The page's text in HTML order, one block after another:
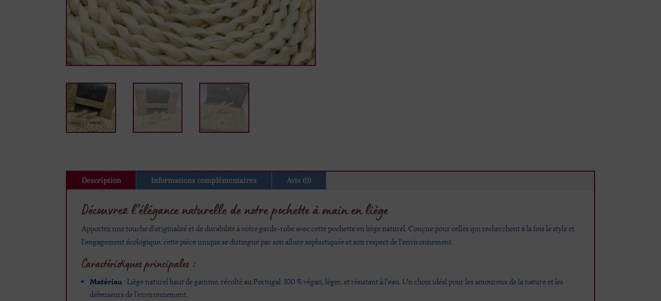
Description Informations complémentaires Avis (0)
Découvrez l'élégance naturelle de notre pochette à main en liège
Apportez une touche d'originalité et de durabilité à votre garde-robe avec cette pochette en liège naturel. Conçue pour celles qui recherchent à la fois le style et
l'engagement écologique, cette pièce unique se distingue par son allure sophistiquée et son respect de l'environnement.
Caractéristiques principales :
Matériau : Liège naturel haut de gamme, récolté au Portugal. 100 % végan, léger, et résistant à l'eau. Un choix idéal pour les amoureux de la nature et les
défenseurs de l’environnement.